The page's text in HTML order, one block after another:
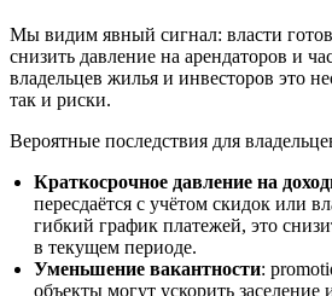
Мы видим явный сигнал: власти
снизить давление на арендаторов и
владельцев жилья и инвесторов это
так и риски.
Вероятные последствия для
Краткосрочное давление на
пересдаётся с учётом скидок или
гибкий график платежей, это
в текущем периоде.
Уменьшение вакантности:
объекты могут ускорить заселение